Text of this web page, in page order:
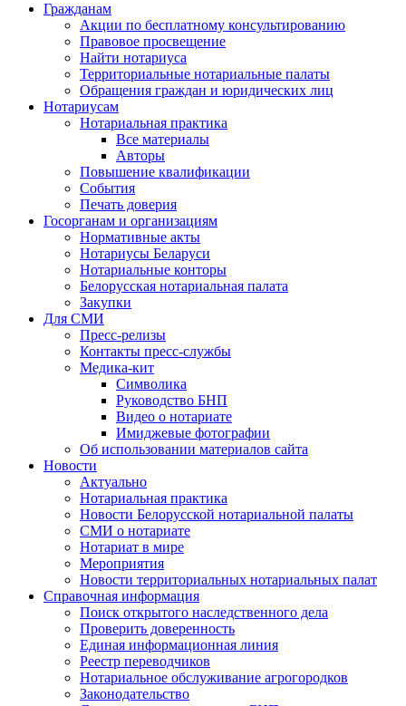
Гражданам
Акции по бесплатному консультированию
Правовое просвещение
Найти нотариуса
Территориальные нотариальные палаты
Обращения граждан и юридических лиц
Нотариусам
Нотариальная практика
Все материалы
Авторы
Повышение квалификации
События
Печать доверия
Госорганам и организациям
Нормативные акты
Нотариусы Беларуси
Нотариальные конторы
Белорусская нотариальная палата
Закупки
Для СМИ
Пресс-релизы
Контакты пресс-службы
Медика-кит
Символика
Руководство БНП
Видео о нотариате
Имиджевые фотографии
Об использовании материалов сайта
Новости
Актуально
Нотариальная практика
Новости Белорусской нотариальной палаты
СМИ о нотариате
Нотариат в мире
Мероприятия
Новости территориальных нотариальных палат
Справочная информация
Поиск открытого наследственного дела
Проверить доверенность
Единая информационная линия
Реестр переводчиков
Нотариальное обслуживание агрогородков
Законодательство